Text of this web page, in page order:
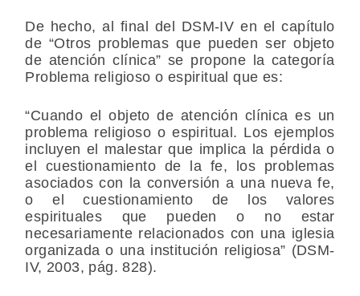
De hecho, al final del DSM-IV en el capítulo
de “Otros problemas que pueden ser objeto
de atención clínica” se propone la categoría
Problema religioso o espiritual que es:
“Cuando el objeto de atención clínica es un
problema religioso o espiritual. Los ejemplos
incluyen el malestar que implica la pérdida o
el cuestionamiento de la fe, los problemas
asociados con la conversión a una nueva fe,
o el cuestionamiento de los valores
espirituales que pueden o no estar
necesariamente relacionados con una iglesia
organizada o una institución religiosa” (DSM-
IV, 2003, pág. 828).